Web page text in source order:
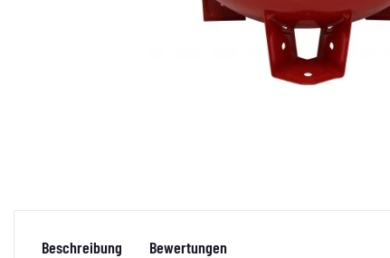
Beschreibung Bewertungen